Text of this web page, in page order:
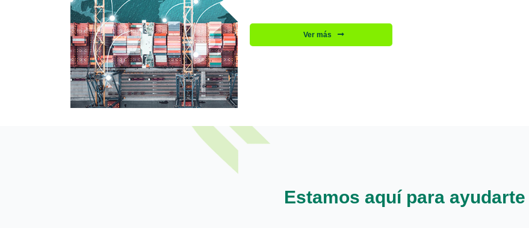
Ver más
Estamos aquí para ayudarte